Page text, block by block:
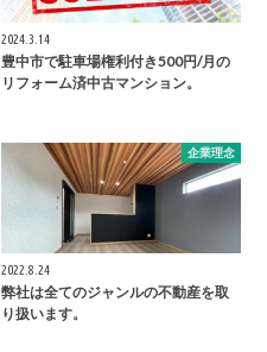
2024.3.14
豊中市で駐車場権利付き500円/月の
リフォーム済中古マンション。
企業理念
2022.8.24
弊社は全てのジャンルの不動産を取
り扱います。